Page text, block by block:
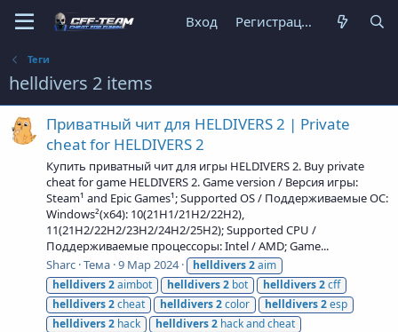
Вход Регистрация
Теги
helldivers 2 items
Приватный чит для HELDIVERS 2 | Private
cheat for HELDIVERS 2
Купить приватный чит для игры HELDIVERS 2. Buy private
cheat for game HELDIVERS 2. Game version / Версия игры:
Steam¹ and Epic Games¹; Supported OS / Поддерживаемые ОС:
Windows²(x64): 10(21H1/21H2/22H2),
11(21H2/22H2/23H2/24H2/25H2); Supported CPU /
Поддерживаемые процессоры: Intel / AMD; Game...
Sharc Тема 9 Мар 2024 helldivers2aim
helldivers2aimbot helldivers2 bot helldivers2cff
helldivers2cheat helldivers2color helldivers2esp
helldivers2 hack helldivers2 hack and cheat